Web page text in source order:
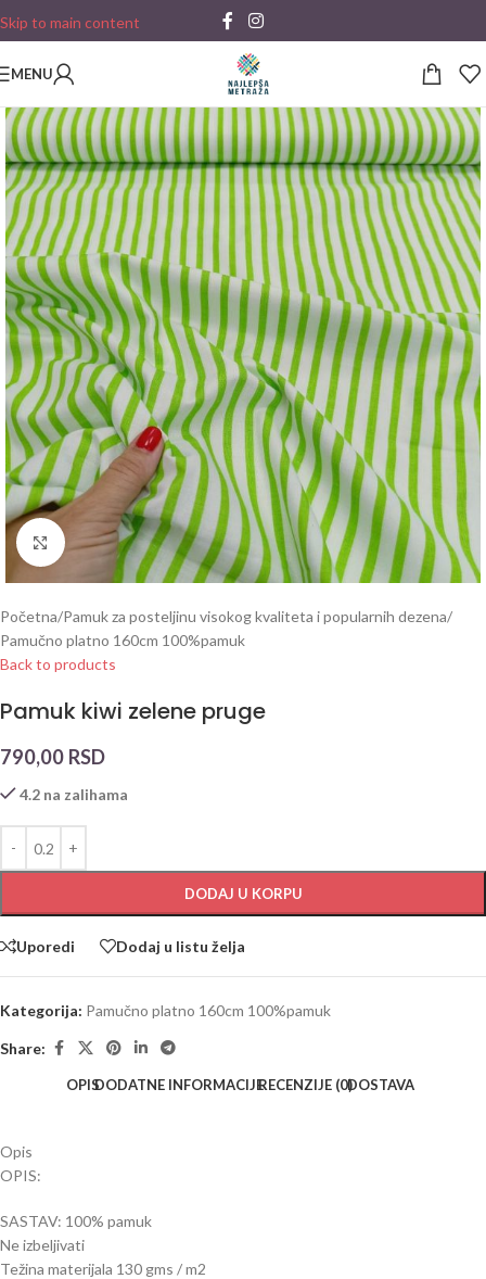
Skip to main content
MENU
Click to enlarge
Početna/Pamuk za posteljinu visokog kvaliteta i popularnih dezena/
Pamučno platno 160cm 100%pamuk
Back to products
Pamuk kiwi zelene pruge
790,00 RSD
4.2 na zalihama
DODAJ U KORPU
Uporedi Dodaj u listu želja
Kategorija: Pamučno platno 160cm 100%pamuk
Share:
OPISDODATNE INFORMACIJERECENZIJE (0)DOSTAVA
Opis
OPIS:
SASTAV: 100% pamuk
Ne izbeljivati
Težina materijala 130 gms / m2